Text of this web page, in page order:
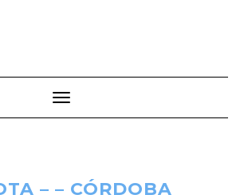
Cambiar modo de navegación
– – CÓRDOBA